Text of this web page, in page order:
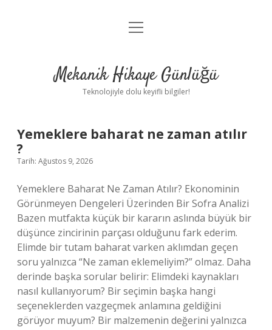
Anasayfa
Yasal Uyarı
menüyü
Mekanik Hikaye Günlüğü
Teknolojiyle dolu keyifli bilgiler!
Mekanik
Hikaye
Günlüğü
Yazılar
Yemeklere baharat ne zaman atılır
?
Tarih: Ağustos 9, 2026
Yemeklere Baharat Ne Zaman Atılır? Ekonominin
Görünmeyen Dengeleri Üzerinden Bir Sofra Analizi
Bazen mutfakta küçük bir kararın aslında büyük bir
düşünce zincirinin parçası olduğunu fark ederim.
Elimde bir tutam baharat varken aklımdan geçen
soru yalnızca “Ne zaman eklemeliyim?” olmaz. Daha
derinde başka sorular belirir: Elimdeki kaynakları
nasıl kullanıyorum? Bir seçimin başka hangi
seçeneklerden vazgeçmek anlamına geldiğini
görüyor muyum? Bir malzemenin değerini yalnızca